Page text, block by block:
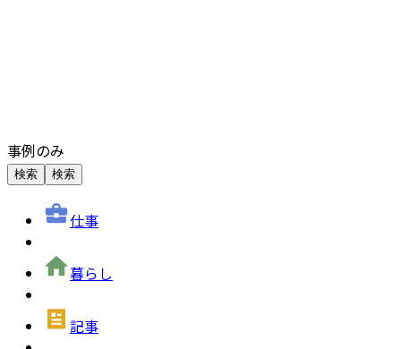
事例のみ
検索 検索
仕事
暮らし
記事